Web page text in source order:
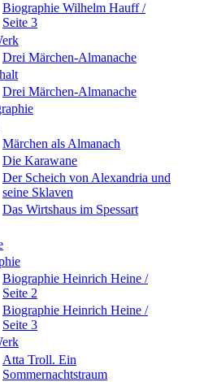
Biographie Wilhelm Hauff /
Seite 3
Drei Märchen-Almanache
Drei Märchen-Almanache
Märchen als Almanach
Die Karawane
Der Scheich von Alexandria und
seine Sklaven
Das Wirtshaus im Spessart
Biographie Heinrich Heine /
Seite 2
Biographie Heinrich Heine /
Seite 3
Atta Troll. Ein
Sommernachtstraum